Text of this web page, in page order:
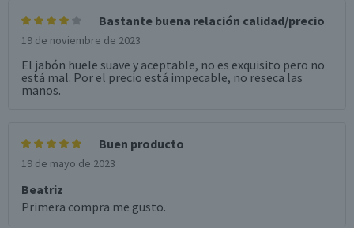
Bastante buena relación calidad/precio
19 de noviembre de 2023
El jabón huele suave y aceptable, no es exquisito pero no
está mal. Por el precio está impecable, no reseca las
manos.
Buen producto
19 de mayo de 2023
Beatriz
Primera compra me gusto.